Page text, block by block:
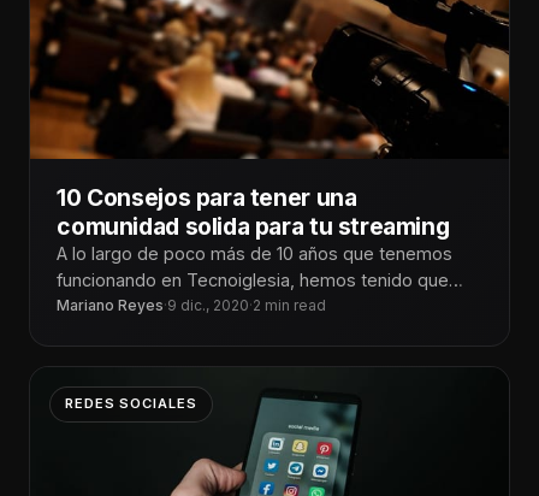
10 Consejos para tener una
comunidad solida para tu streaming
A lo largo de poco más de 10 años que tenemos
funcionando en Tecnoiglesia, hemos tenido que
cambiar muchas veces
Mariano Reyes·9 dic., 2020·2 min read
REDES SOCIALES